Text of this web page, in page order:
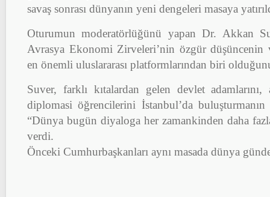
savaş sonrası dünyanın yeni dengeleri masaya
Oturumun moderatörlüğünü yapan Dr. Akkan
Avrasya Ekonomi Zirveleri’nin özgür
en önemli uluslararası platformlarından biri
Suver, farklı kıtalardan gelen devlet
diplomasi öğrencilerini İstanbul’da
“Dünya bugün diyaloga her zamankinden daha
verdi.
Önceki Cumhurbaşkanları aynı masada dünya